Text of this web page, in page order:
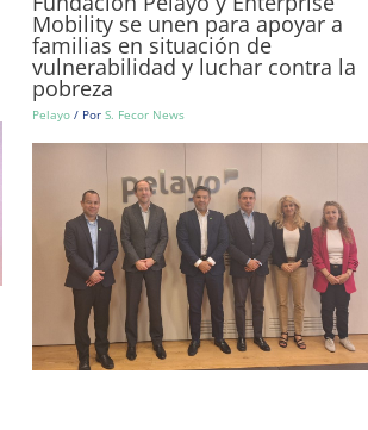
Mobility se unen para apoyar a
familias en situación de
vulnerabilidad y luchar contra la
pobreza
Pelayo / Por S. Fecor News